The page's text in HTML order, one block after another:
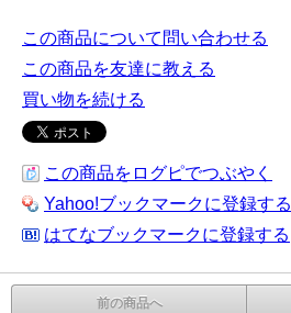
この商品について問い合わせる
この商品を友達に教える
買い物を続ける
この商品をログピでつぶやく
Yahoo!ブックマークに登録する
はてなブックマークに登録する
前の商品へ